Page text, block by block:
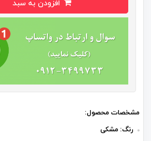
مشخصات محصول:
رنگ: مشکی